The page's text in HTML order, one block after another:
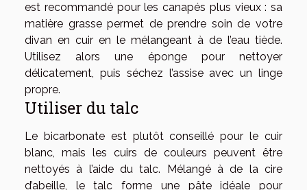
est recommandé pour les canapés plus vieux : sa
matière grasse permet de prendre soin de votre
divan en cuir en le mélangeant à de l’eau tiède.
Utilisez alors une éponge pour nettoyer
délicatement, puis séchez l’assise avec un linge
propre.
Utiliser du talc
Le bicarbonate est plutôt conseillé pour le cuir
blanc, mais les cuirs de couleurs peuvent être
nettoyés à l’aide du talc. Mélangé à de la cire
d’abeille, le talc forme une pâte idéale pour